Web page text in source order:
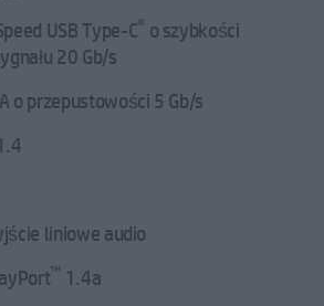
USB Type-C® o szybkości
20 Gb/s
o przepustowości 5 Gb/s
liniowe audio
™ 1.4a